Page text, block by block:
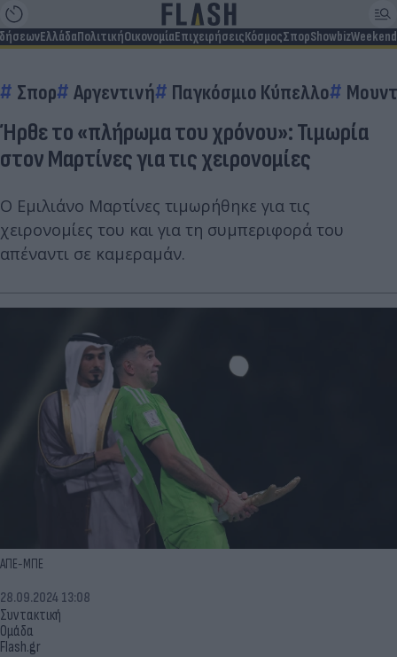
ΕλλάδαΠολιτικήΟικονομίαΕπιχειρήσειςΚόσμοςΣπορShowbizWeekend
Σπορ Αργεντινή Παγκόσμιο Κύπελλο
Ήρθε το «πλήρωμα του χρόνου»: Τιμωρία
στον Μαρτίνες για τις χειρονομίες
Ο Εμιλιάνο Μαρτίνες τιμωρήθηκε για τις
χειρονομίες του και για τη συμπεριφορά του
απέναντι σε καμεραμάν.
ΑΠΕ-ΜΠΕ
Συντακτική
Ομάδα
Flash.gr
28.09.2024 13:08